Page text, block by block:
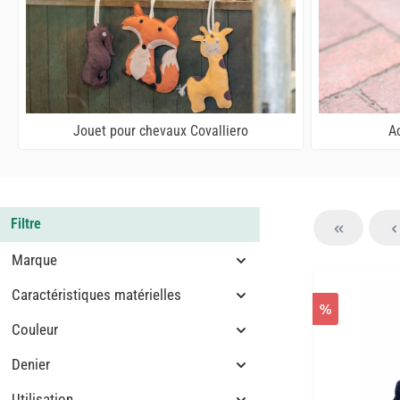
Jouet pour chevaux Covalliero
Filtre
Marque
Caractéristiques matérielles
Couleur
Denier
%